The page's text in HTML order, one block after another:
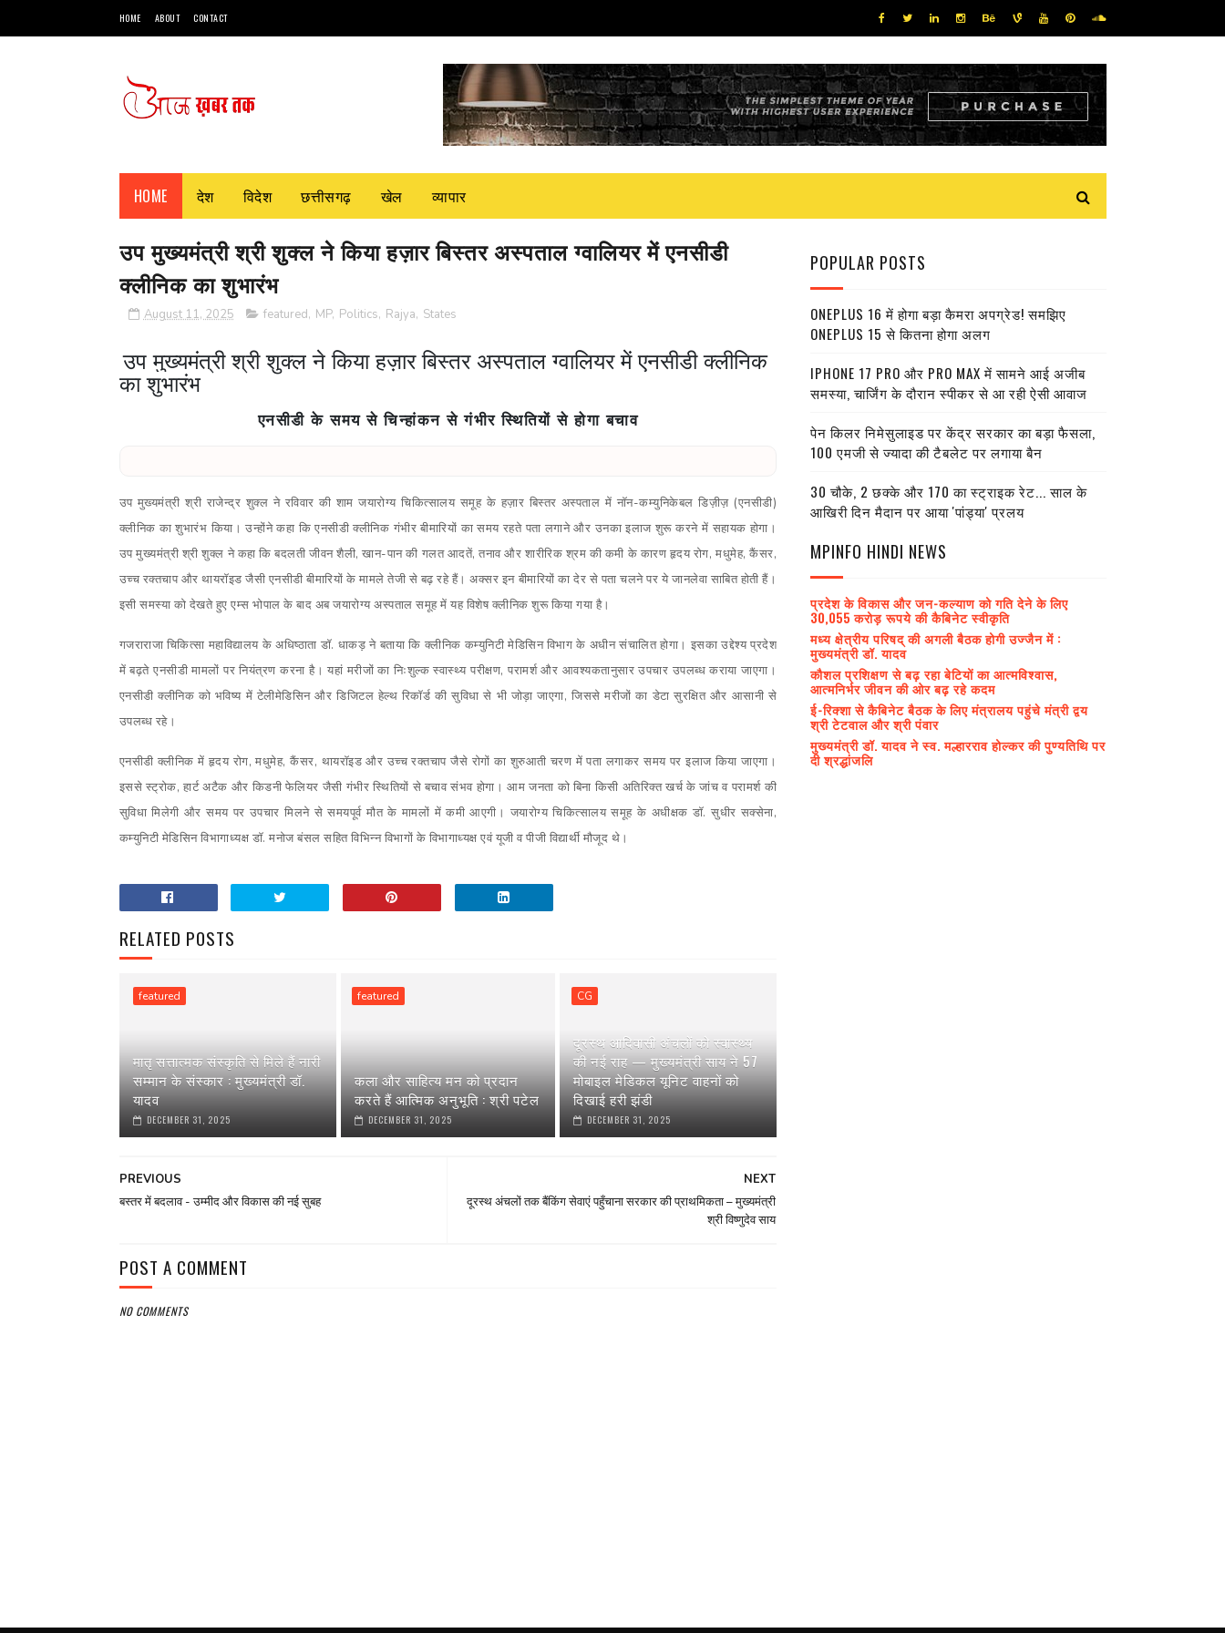
HOME ABOUT CONTACT
HOME देश विदेश छत्तीसगढ़ खेल व्यापार
उप मुख्यमंत्री श्री शुक्ल ने किया हज़ार बिस्तर अस्पताल ग्वालियर में एनसीडी
क्लीनिक का शुभारंभ
August 11, 2025 featured, MP, Politics, Rajya, States
उप मुख्यमंत्री श्री शुक्ल ने किया हज़ार बिस्तर अस्पताल ग्वालियर में एनसीडी क्लीनिक
का शुभारंभ
एनसीडी के समय से चिन्हांकन से गंभीर स्थितियों से होगा बचाव
उप मुख्यमंत्री श्री राजेन्द्र शुक्ल ने रविवार की शाम जयारोग्य चिकित्सालय समूह के हज़ार बिस्तर अस्पताल में नॉन-कम्युनिकेबल डिज़ीज़ (एनसीडी)
क्लीनिक का शुभारंभ किया। उन्होंने कहा कि एनसीडी क्लीनिक गंभीर बीमारियों का समय रहते पता लगाने और उनका इलाज शुरू करने में सहायक होगा।
उप मुख्यमंत्री श्री शुक्ल ने कहा कि बदलती जीवन शैली, खान-पान की गलत आदतें, तनाव और शारीरिक श्रम की कमी के कारण हृदय रोग, मधुमेह, कैंसर,
उच्च रक्तचाप और थायरॉइड जैसी एनसीडी बीमारियों के मामले तेजी से बढ़ रहे हैं। अक्सर इन बीमारियों का देर से पता चलने पर ये जानलेवा साबित होती हैं।
इसी समस्या को देखते हुए एम्स भोपाल के बाद अब जयारोग्य अस्पताल समूह में यह विशेष क्लीनिक शुरू किया गया है।
गजराराजा चिकित्सा महाविद्यालय के अधिष्ठाता डॉ. धाकड़ ने बताया कि क्लीनिक कम्युनिटी मेडिसिन विभाग के अधीन संचालित होगा। इसका उद्देश्य प्रदेश
में बढ़ते एनसीडी मामलों पर नियंत्रण करना है। यहां मरीजों का निःशुल्क स्वास्थ्य परीक्षण, परामर्श और आवश्यकतानुसार उपचार उपलब्ध कराया जाएगा।
एनसीडी क्लीनिक को भविष्य में टेलीमेडिसिन और डिजिटल हेल्थ रिकॉर्ड की सुविधा से भी जोड़ा जाएगा, जिससे मरीजों का डेटा सुरक्षित और आसानी से
उपलब्ध रहे।
एनसीडी क्लीनिक में हृदय रोग, मधुमेह, कैंसर, थायरॉइड और उच्च रक्तचाप जैसे रोगों का शुरुआती चरण में पता लगाकर समय पर इलाज किया जाएगा।
इससे स्ट्रोक, हार्ट अटैक और किडनी फेलियर जैसी गंभीर स्थितियों से बचाव संभव होगा। आम जनता को बिना किसी अतिरिक्त खर्च के जांच व परामर्श की
सुविधा मिलेगी और समय पर उपचार मिलने से समयपूर्व मौत के मामलों में कमी आएगी। जयारोग्य चिकित्सालय समूह के अधीक्षक डॉ. सुधीर सक्सेना,
कम्युनिटी मेडिसिन विभागाध्यक्ष डॉ. मनोज बंसल सहित विभिन्न विभागों के विभागाध्यक्ष एवं यूजी व पीजी विद्यार्थी मौजूद थे।
RELATED POSTS
featured
मातृ सत्तात्मक संस्कृति से मिले हैं नारी
सम्मान के संस्कार : मुख्यमंत्री डॉ.
यादव
DECEMBER 31, 2025
featured
कला और साहित्य मन को प्रदान
करते हैं आत्मिक अनुभूति : श्री पटेल
DECEMBER 31, 2025
CG
दूरस्थ आदिवासी अंचलों को स्वास्थ्य
की नई राह — मुख्यमंत्री साय ने 57
मोबाइल मेडिकल यूनिट वाहनों को
दिखाई हरी झंडी
DECEMBER 31, 2025
NEXT
दूरस्थ अंचलों तक बैंकिंग सेवाएं पहुँचाना सरकार की प्राथमिकता – मुख्यमंत्री
श्री विष्णुदेव साय
PREVIOUS
बस्तर में बदलाव - उम्मीद और विकास की नई सुबह
POST A COMMENT
NO COMMENTS
POPULAR POSTS
ONEPLUS 16 में होगा बड़ा कैमरा अपग्रेड! समझिए
ONEPLUS 15 से कितना होगा अलग
IPHONE 17 PRO और PRO MAX में सामने आई अजीब
समस्या, चार्जिंग के दौरान स्पीकर से आ रही ऐसी आवाज
पेन किलर निमेसुलाइड पर केंद्र सरकार का बड़ा फैसला,
100 एमजी से ज्यादा की टैबलेट पर लगाया बैन
30 चौके, 2 छक्के और 170 का स्ट्राइक रेट... साल के
आखिरी दिन मैदान पर आया 'पांड्या' प्रलय
MPINFO HINDI NEWS
प्रदेश के विकास और जन-कल्याण को गति देने के लिए
30,055 करोड़ रूपये की कैबिनेट स्वीकृति
मध्य क्षेत्रीय परिषद् की अगली बैठक होगी उज्जैन में :
मुख्यमंत्री डॉ. यादव
कौशल प्रशिक्षण से बढ़ रहा बेटियों का आत्मविश्वास,
आत्मनिर्भर जीवन की ओर बढ़ रहे कदम
ई-रिक्शा से कैबिनेट बैठक के लिए मंत्रालय पहुंचे मंत्री द्वय
श्री टेटवाल और श्री पंवार
मुख्यमंत्री डॉ. यादव ने स्व. मल्हारराव होल्कर की पुण्यतिथि पर
दी श्रद्धांजलि